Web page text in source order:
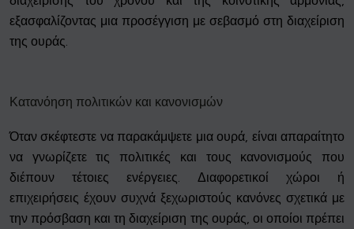
εξασφαλίζοντας μια προσέγγιση με σεβασμό στη διαχείριση
της ουράς.
Κατανόηση πολιτικών και κανονισμών
Όταν σκέφτεστε να παρακάμψετε μια ουρά, είναι απαραίτητο
να γνωρίζετε τις πολιτικές και τους κανονισμούς που
διέπουν τέτοιες ενέργειες. Διαφορετικοί χώροι ή
επιχειρήσεις έχουν συχνά ξεχωριστούς κανόνες σχετικά με
την πρόσβαση και τη διαχείριση της ουράς, οι οποίοι πρέπει